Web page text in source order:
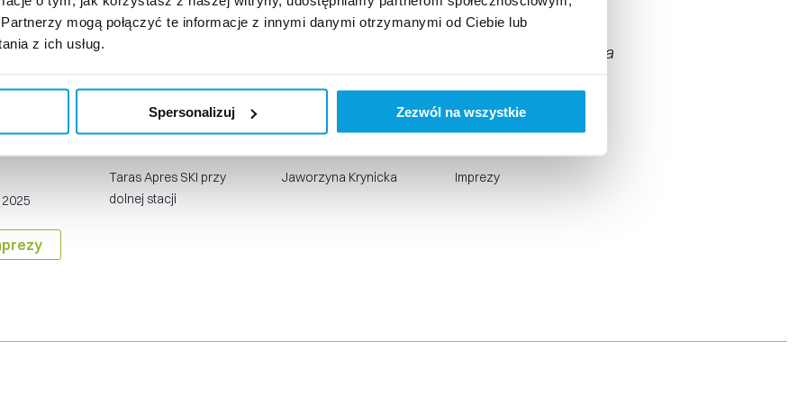
mogą połączyć te informacje z innymi danymi otrzymanymi od Ciebie lub
z ich usług.
Spersonalizuj Zezwól na wszystkie
Sekretarza Stanu w Ministerstwie Sportu i Turystyki Ireneusza Rasia i Marszałka
Organizatorami wydarzenia jest Polska Organizacja Turystyczna, Małopolska
Polskie Koleje Liniowe oraz Jaworzyna Krynicka.
Taras Apres SKI przy
dolnej stacji
Jaworzyna Krynicka
Imprezy